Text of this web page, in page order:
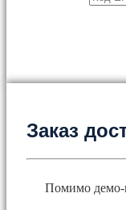
Заказ
Помимо демо-